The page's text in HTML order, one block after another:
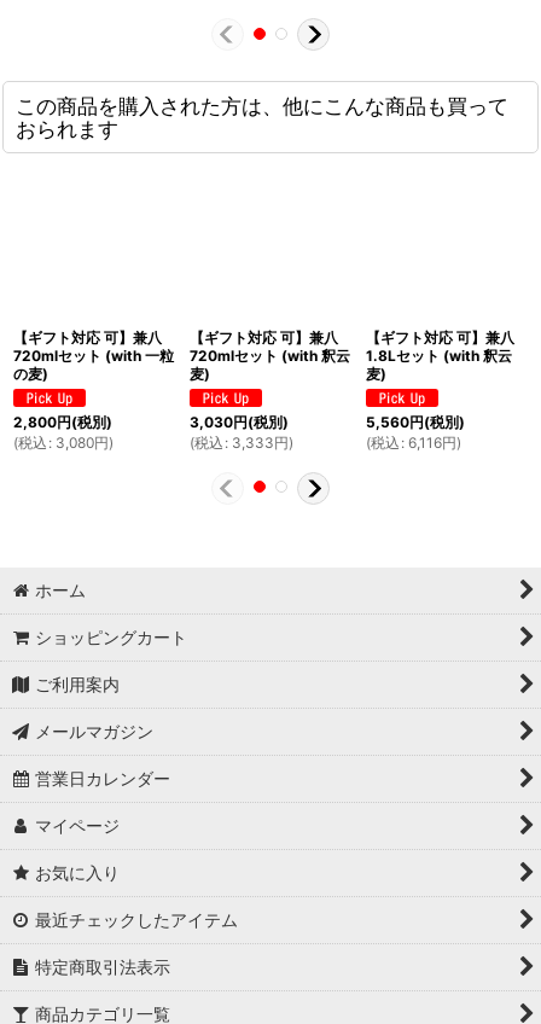
この商品を購入された方は、他にこんな商品も買って
おられます
【ギフト対応 可】兼八
720mlセット (with 一粒
の麦)
2,800円(税別)
(税込 : 3,080円)
【ギフト対応 可】兼八
720mlセット (with 釈云
麦)
3,030円(税別)
(税込 : 3,333円)
【ギフト対応 可】兼八
1.8Lセット (with 釈云
麦)
5,560円(税別)
(税込 : 6,116円)
ホーム
ショッピングカート
ご利用案内
メールマガジン
営業日カレンダー
マイページ
お気に入り
最近チェックしたアイテム
特定商取引法表示
商品カテゴリ一覧